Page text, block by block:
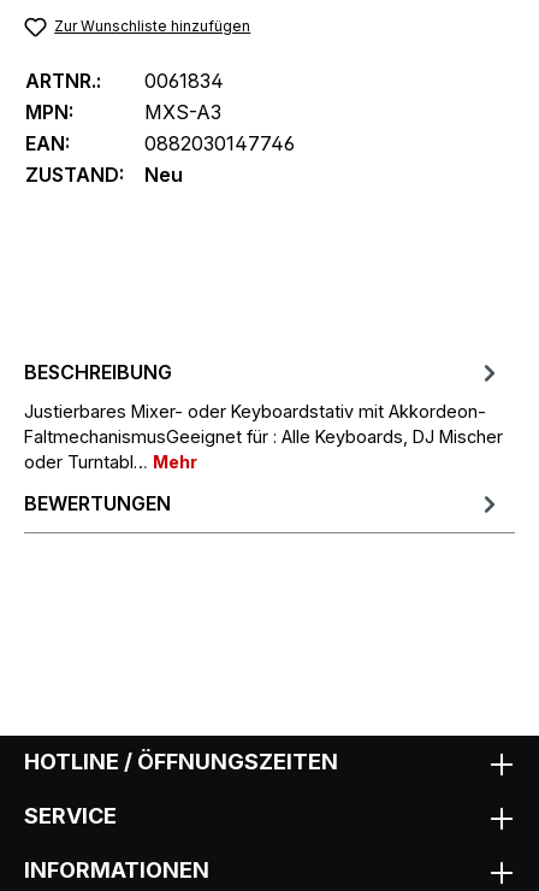
Zur Wunschliste hinzufügen
ARTNR.:
0061834
MPN:
MXS-A3
EAN:
0882030147746
ZUSTAND:
Neu
BESCHREIBUNG
Justierbares Mixer- oder Keyboardstativ mit Akkordeon-
FaltmechanismusGeeignet für : Alle Keyboards, DJ Mischer
oder Turntabl… Mehr
BEWERTUNGEN
HOTLINE / ÖFFNUNGSZEITEN
SERVICE
INFORMATIONEN